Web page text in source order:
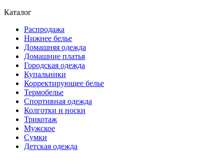
Каталог
Распродажа
Нижнее белье
Домашняя одежда
Домашние платья
Городская одежда
Купальники
Корректирующее белье
Термобелье
Спортивная одежда
Колготки и носки
Трикотаж
Мужское
Сумки
Детская одежда